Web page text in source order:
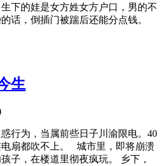
下的娃是女方姓女方户口，男的不
话，倒插门被踹后还能分点钱。
生
行为，当属前些日子川渝限电。40
扇都吹不上。 城市里，即将崩溃
子，在楼道里彻夜疯玩。 乡下，